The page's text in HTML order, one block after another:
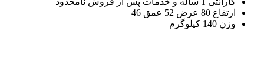
ارتفاع 80 عرض 52 عمق 46
وزن 140 کیلوگرم